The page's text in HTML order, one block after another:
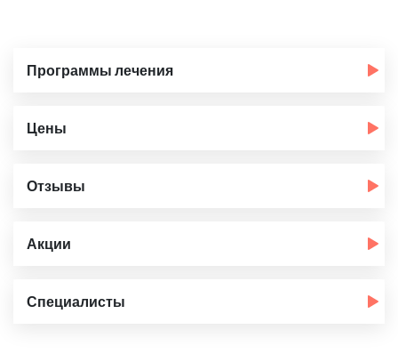
Программы лечения
Цены
Отзывы
Акции
Специалисты